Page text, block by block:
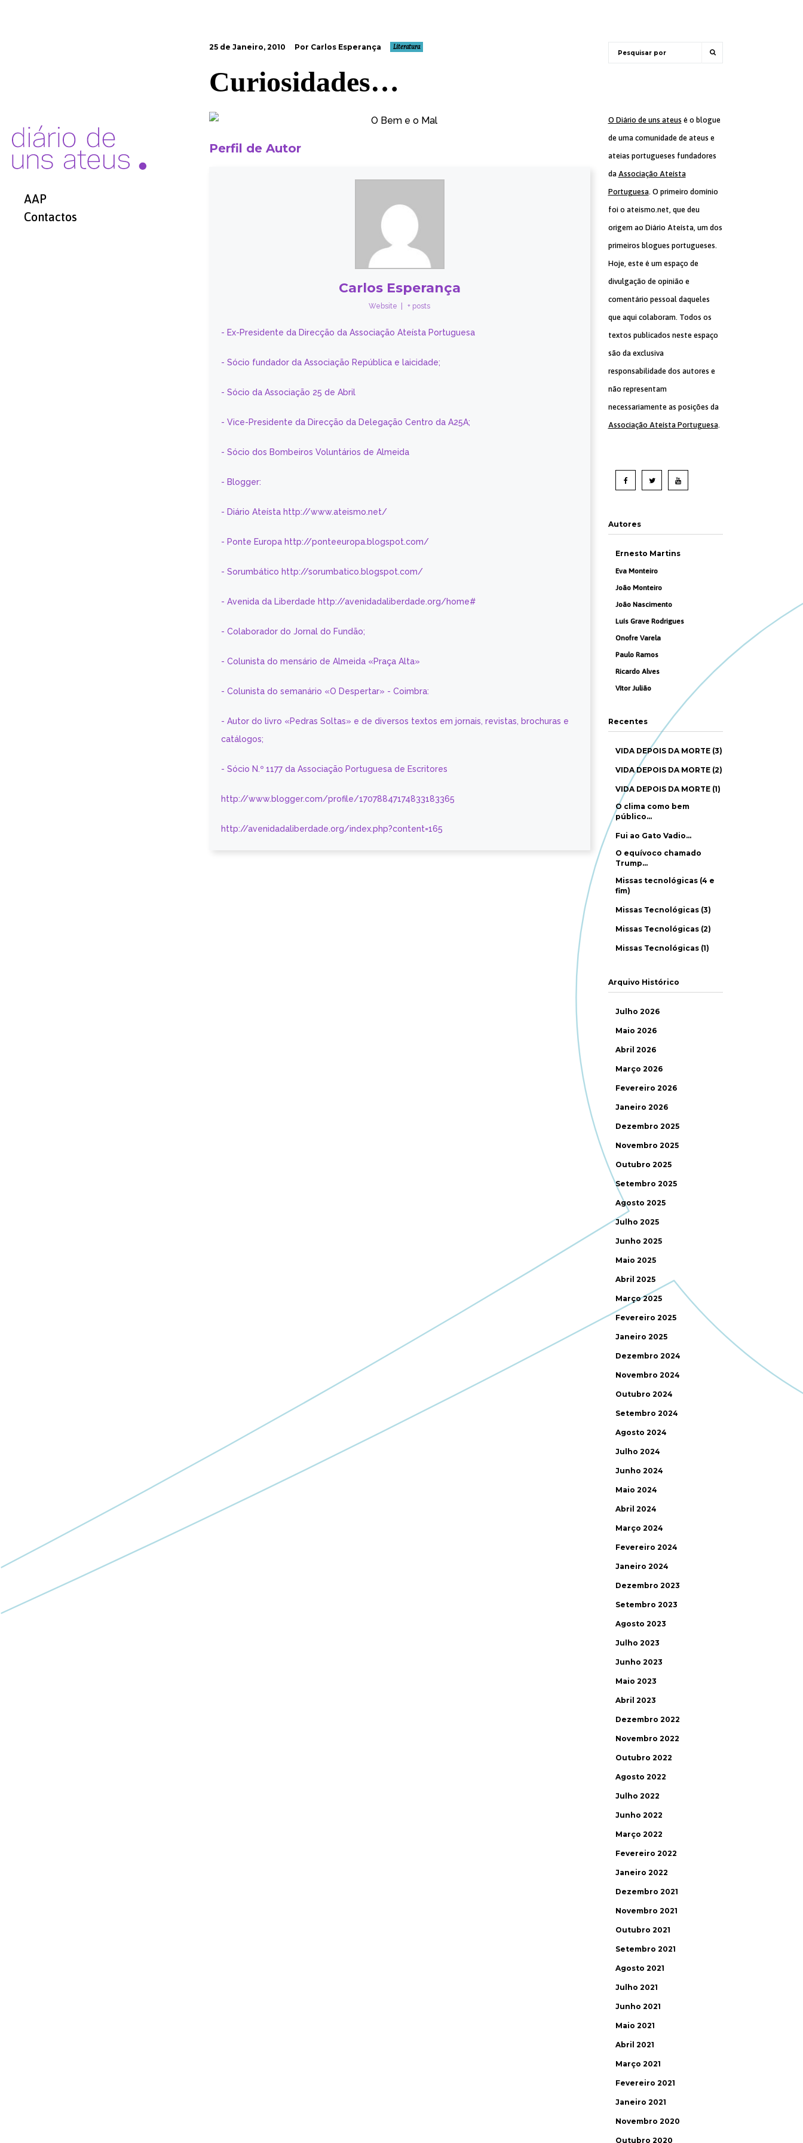
AAP
Contactos
25 de Janeiro, 2010 Por Carlos Esperança Literatura
Curiosidades…
Perfil de Autor
Carlos Esperança
Website + posts
- Ex-Presidente da Direcção da Associação Ateísta Portuguesa
- Sócio fundador da Associação República e laicidade;
- Sócio da Associação 25 de Abril
- Vice-Presidente da Direcção da Delegação Centro da A25A;
- Sócio dos Bombeiros Voluntários de Almeida
- Blogger:
- Diário Ateísta http://www.ateismo.net/
- Ponte Europa http://ponteeuropa.blogspot.com/
- Sorumbático http://sorumbatico.blogspot.com/
- Avenida da Liberdade http://avenidadaliberdade.org/home#
- Colaborador do Jornal do Fundão;
- Colunista do mensário de Almeida «Praça Alta»
- Colunista do semanário «O Despertar» - Coimbra:
- Autor do livro «Pedras Soltas» e de diversos textos em jornais, revistas, brochuras e
catálogos;
- Sócio N.º 1177 da Associação Portuguesa de Escritores
http://www.blogger.com/profile/17078847174833183365
http://avenidadaliberdade.org/index.php?content=165
O Diário de uns ateus é o blogue
de uma comunidade de ateus e
ateias portugueses fundadores
da Associação Ateísta
Portuguesa. O primeiro domínio
foi o ateismo.net, que deu
origem ao Diário Ateísta, um dos
primeiros blogues portugueses.
Hoje, este é um espaço de
divulgação de opinião e
comentário pessoal daqueles
que aqui colaboram. Todos os
textos publicados neste espaço
são da exclusiva
responsabilidade dos autores e
não representam
necessariamente as posições da
Associação Ateísta Portuguesa.
Autores
Ernesto Martins
Eva Monteiro
João Monteiro
João Nascimento
Luís Grave Rodrigues
Onofre Varela
Paulo Ramos
Ricardo Alves
Vítor Julião
Recentes
VIDA DEPOIS DA MORTE (3)
VIDA DEPOIS DA MORTE (2)
VIDA DEPOIS DA MORTE (1)
O clima como bem
público…
Fui ao Gato Vadio…
O equívoco chamado
Trump…
Missas tecnológicas (4 e
fim)
Missas Tecnológicas (3)
Missas Tecnológicas (2)
Missas Tecnológicas (1)
Arquivo Histórico
Julho 2026
Maio 2026
Abril 2026
Março 2026
Fevereiro 2026
Janeiro 2026
Dezembro 2025
Novembro 2025
Outubro 2025
Setembro 2025
Agosto 2025
Julho 2025
Junho 2025
Maio 2025
Abril 2025
Março 2025
Fevereiro 2025
Janeiro 2025
Dezembro 2024
Novembro 2024
Outubro 2024
Setembro 2024
Agosto 2024
Julho 2024
Junho 2024
Maio 2024
Abril 2024
Março 2024
Fevereiro 2024
Janeiro 2024
Dezembro 2023
Setembro 2023
Agosto 2023
Julho 2023
Junho 2023
Maio 2023
Abril 2023
Dezembro 2022
Novembro 2022
Outubro 2022
Agosto 2022
Julho 2022
Junho 2022
Março 2022
Fevereiro 2022
Janeiro 2022
Dezembro 2021
Novembro 2021
Outubro 2021
Setembro 2021
Agosto 2021
Julho 2021
Junho 2021
Maio 2021
Abril 2021
Março 2021
Fevereiro 2021
Janeiro 2021
Novembro 2020
Outubro 2020